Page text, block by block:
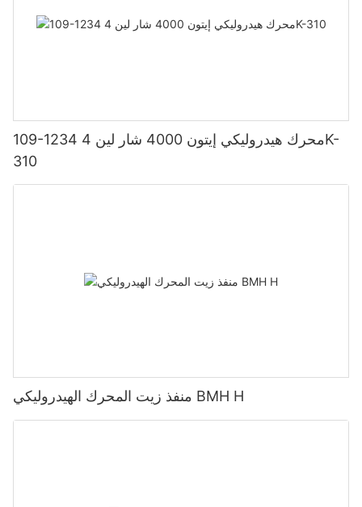
109-1234 محرك هيدروليكي إيتون 4000 شار لين 4K-
310
منفذ زيت المحرك الهيدروليكي BMH H